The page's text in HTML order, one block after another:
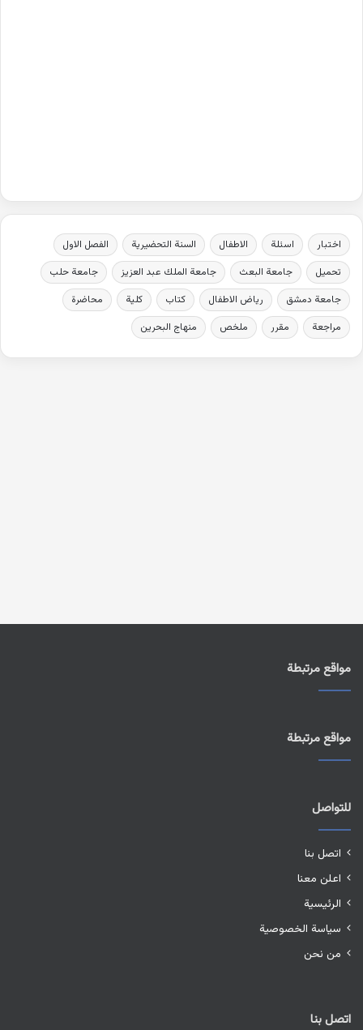
اختبار اسئلة الاطفال السنة التحضيرية
الفصل الاول
تحميل
جامعة البعث جامعة الملك عبد العزيز
جامعة حلب
جامعة دمشق
رياض الاطفال كتاب كلية
محاضرة
مراجعة
مقرر ملخص منهاج البحرين
مواقع مرتبطة
مواقع مرتبطة
للتواصل
اتصل بنا
اعلن معنا
الرئيسية
سياسة الخصوصية
من نحن
اتصل بنا